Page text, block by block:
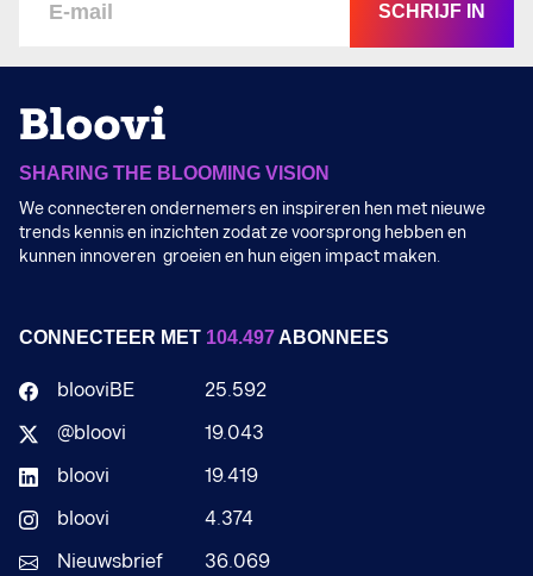
SCHRIJF IN
SHARING THE BLOOMING VISION
We connecteren ondernemers en inspireren hen met nieuwe
trends kennis en inzichten zodat ze voorsprong hebben en
kunnen innoveren groeien en hun eigen impact maken.
CONNECTEER MET 104.497ABONNEES
blooviBE
25.592
@bloovi
19.043
bloovi
19.419
bloovi
4.374
Nieuwsbrief
36.069